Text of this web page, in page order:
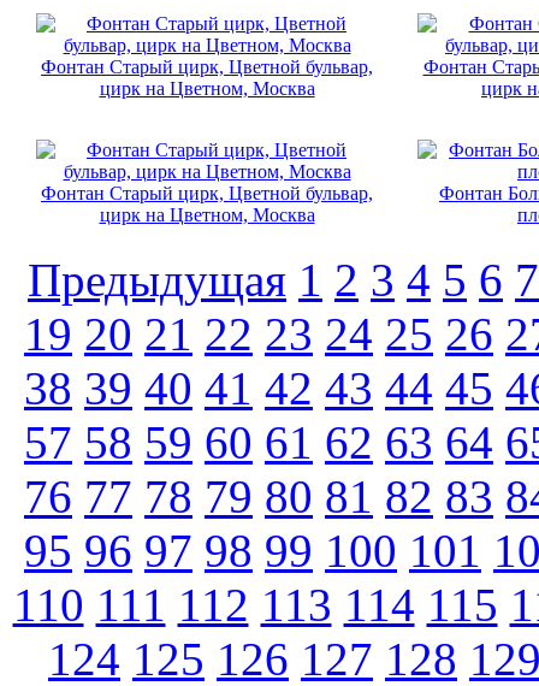
Фонтан Старый цирк, Цветной бульвар,
цирк на Цветном, Москва
Фонтан
цирк
Фонтан Старый цирк, Цветной бульвар,
цирк на Цветном, Москва
Фонтан
Предыдущая 1 2 3 4 5 6 7
19 20 21 22 23 24 25 26
38 39 40 41 42 43 44 45
57 58 59 60 61 62 63 64
76 77 78 79 80 81 82 83
95 96 97 98 99 100 101
110 111 112 113 114 115
124 125 126 127 128